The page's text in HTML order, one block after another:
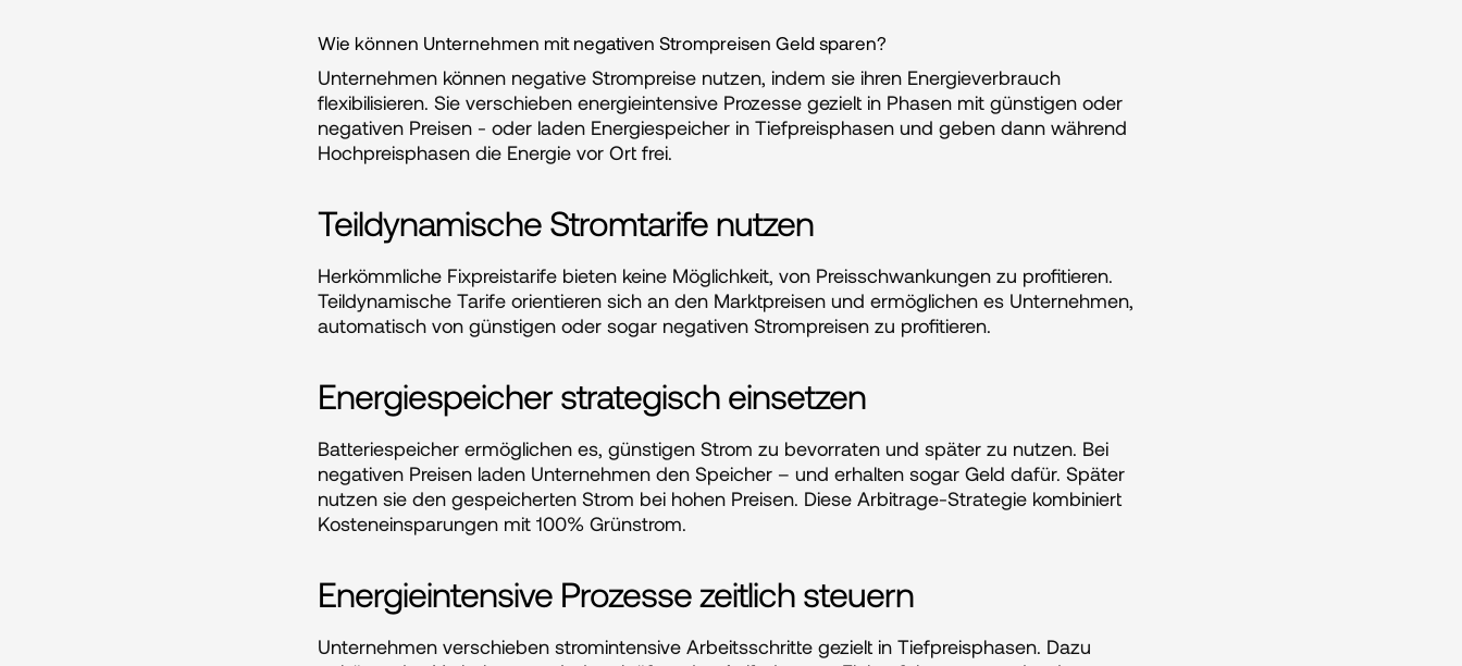
Wie können Unternehmen mit negativen Strompreisen Geld sparen?
Unternehmen können negative Strompreise nutzen, indem sie ihren Energieverbrauch
flexibilisieren. Sie verschieben energieintensive Prozesse gezielt in Phasen mit günstigen oder
negativen Preisen - oder laden Energiespeicher in Tiefpreisphasen und geben dann während
Hochpreisphasen die Energie vor Ort frei.
Teildynamische Stromtarife nutzen
Herkömmliche Fixpreistarife bieten keine Möglichkeit, von Preisschwankungen zu profitieren.
Teildynamische Tarife orientieren sich an den Marktpreisen und ermöglichen es Unternehmen,
automatisch von günstigen oder sogar negativen Strompreisen zu profitieren.
Energiespeicher strategisch einsetzen
Batteriespeicher ermöglichen es, günstigen Strom zu bevorraten und später zu nutzen. Bei
negativen Preisen laden Unternehmen den Speicher – und erhalten sogar Geld dafür. Später
nutzen sie den gespeicherten Strom bei hohen Preisen. Diese Arbitrage-Strategie kombiniert
Kosteneinsparungen mit 100% Grünstrom.
Energieintensive Prozesse zeitlich steuern
Unternehmen verschieben stromintensive Arbeitsschritte gezielt in Tiefpreisphasen. Dazu